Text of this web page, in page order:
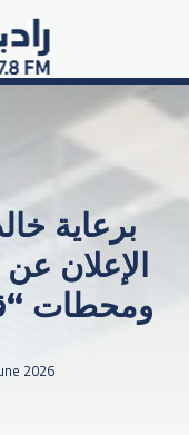
برعاية
الإعلان
ومحطات
2026